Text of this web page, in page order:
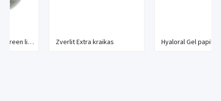
Zverlit Extra kraikas Hyaloral Gel papildai sąnariams, 50 ml